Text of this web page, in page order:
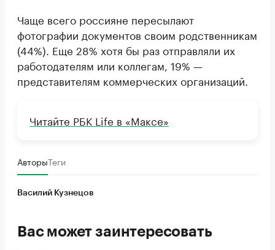
Чаще всего россияне пересылают
фотографии документов своим родственникам
(44%). Еще 28% хотя бы раз отправляли их
работодателям или коллегам, 19% —
представителям коммерческих организаций.
Читайте РБК Life в «Максе»
АвторыТеги
Василий Кузнецов
Вас может заинтересовать